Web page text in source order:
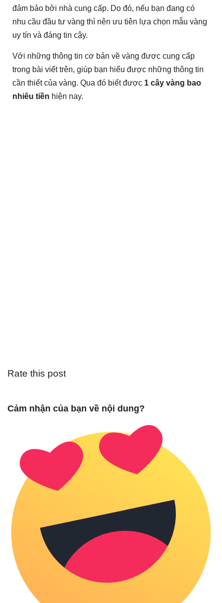
đảm bảo bởi nhà cung cấp. Do đó, nếu bạn đang có
nhu cầu đầu tư vàng thì nên ưu tiên lựa chọn mẫu vàng
uy tín và đáng tin cậy.
Với những thông tin cơ bản về vàng được cung cấp
trong bài viết trên, giúp bạn hiểu được những thông tin
cần thiết của vàng. Qua đó biết được 1 cây vàng bao
nhiêu tiền hiện nay.
Rate this post
Cảm nhận của bạn về nội dung?